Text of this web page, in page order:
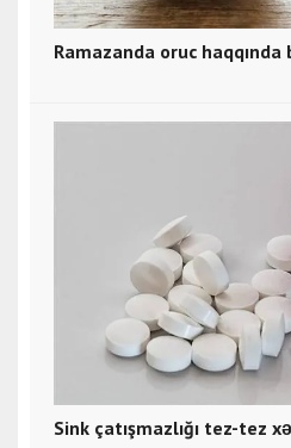
Ramazanda oruc
Sink çatışmazlığı tez-tez